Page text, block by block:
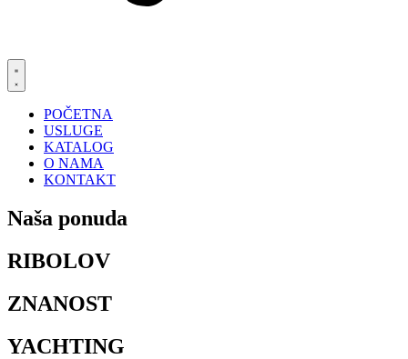
POČETNA
USLUGE
KATALOG
O NAMA
KONTAKT
Naša ponuda
RIBOLOV
ZNANOST
YACHTING